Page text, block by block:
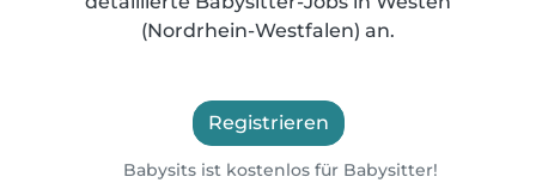
(Nordrhein-Westfalen) an.
Registrieren
Babysits ist kostenlos für Babysitter!